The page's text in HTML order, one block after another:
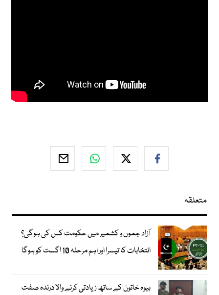
متعلقہ
آزاد جموں و کشمیر میں حکومت کس کی ہوگی؟
انتخابات کا تیسرا اور اہم مرحلہ 10 اگست کو ہوگا
بیوہ خاتون کے ساتھ زیادتی کرنے والا درندہ صفت